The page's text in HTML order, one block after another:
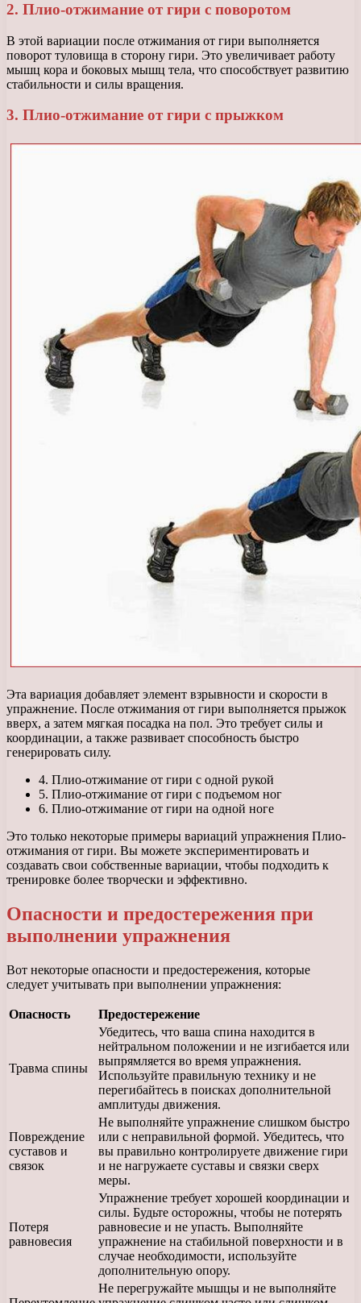
2. Плио-отжимание от гири с поворотом
В этой вариации после отжимания от гири выполняется
поворот туловища в сторону гири. Это увеличивает работу
мышц кора и боковых мышц тела, что способствует развитию
стабильности и силы вращения.
3. Плио-отжимание от гири с прыжком
Эта вариация добавляет элемент взрывности и скорости в
упражнение. После отжимания от гири выполняется прыжок
вверх, а затем мягкая посадка на пол. Это требует силы и
координации, а также развивает способность быстро
генерировать силу.
4. Плио-отжимание от гири с одной рукой
5. Плио-отжимание от гири с подъемом ног
6. Плио-отжимание от гири на одной ноге
Это только некоторые примеры вариаций упражнения Плио-
отжимания от гири. Вы можете экспериментировать и
создавать свои собственные вариации, чтобы подходить к
тренировке более творчески и эффективно.
Опасности и предостережения при
выполнении упражнения
Вот некоторые опасности и предостережения, которые
следует учитывать при выполнении упражнения:
Опасность Предостережение
Травма спины
Убедитесь, что ваша спина находится в
нейтральном положении и не изгибается или
выпрямляется во время упражнения.
Используйте правильную технику и не
перегибайтесь в поисках дополнительной
амплитуды движения.
Повреждение
суставов и
связок
Не выполняйте упражнение слишком быстро
или с неправильной формой. Убедитесь, что
вы правильно контролируете движение гири
и не нагружаете суставы и связки сверх
меры.
Потеря
равновесия
Упражнение требует хорошей координации и
силы. Будьте осторожны, чтобы не потерять
равновесие и не упасть. Выполняйте
упражнение на стабильной поверхности и в
случае необходимости, используйте
дополнительную опору.
Не перегружайте мышцы и не выполняйте